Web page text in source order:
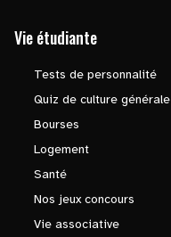
Vie étudiante
Tests de personnalité
Quiz de culture générale
Bourses
Logement
Santé
Nos jeux concours
Vie associative